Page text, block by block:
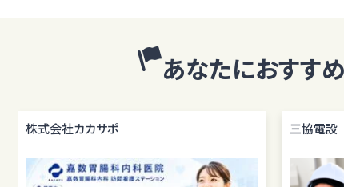
あなたにおすす
株式会社カカサポ 三協電